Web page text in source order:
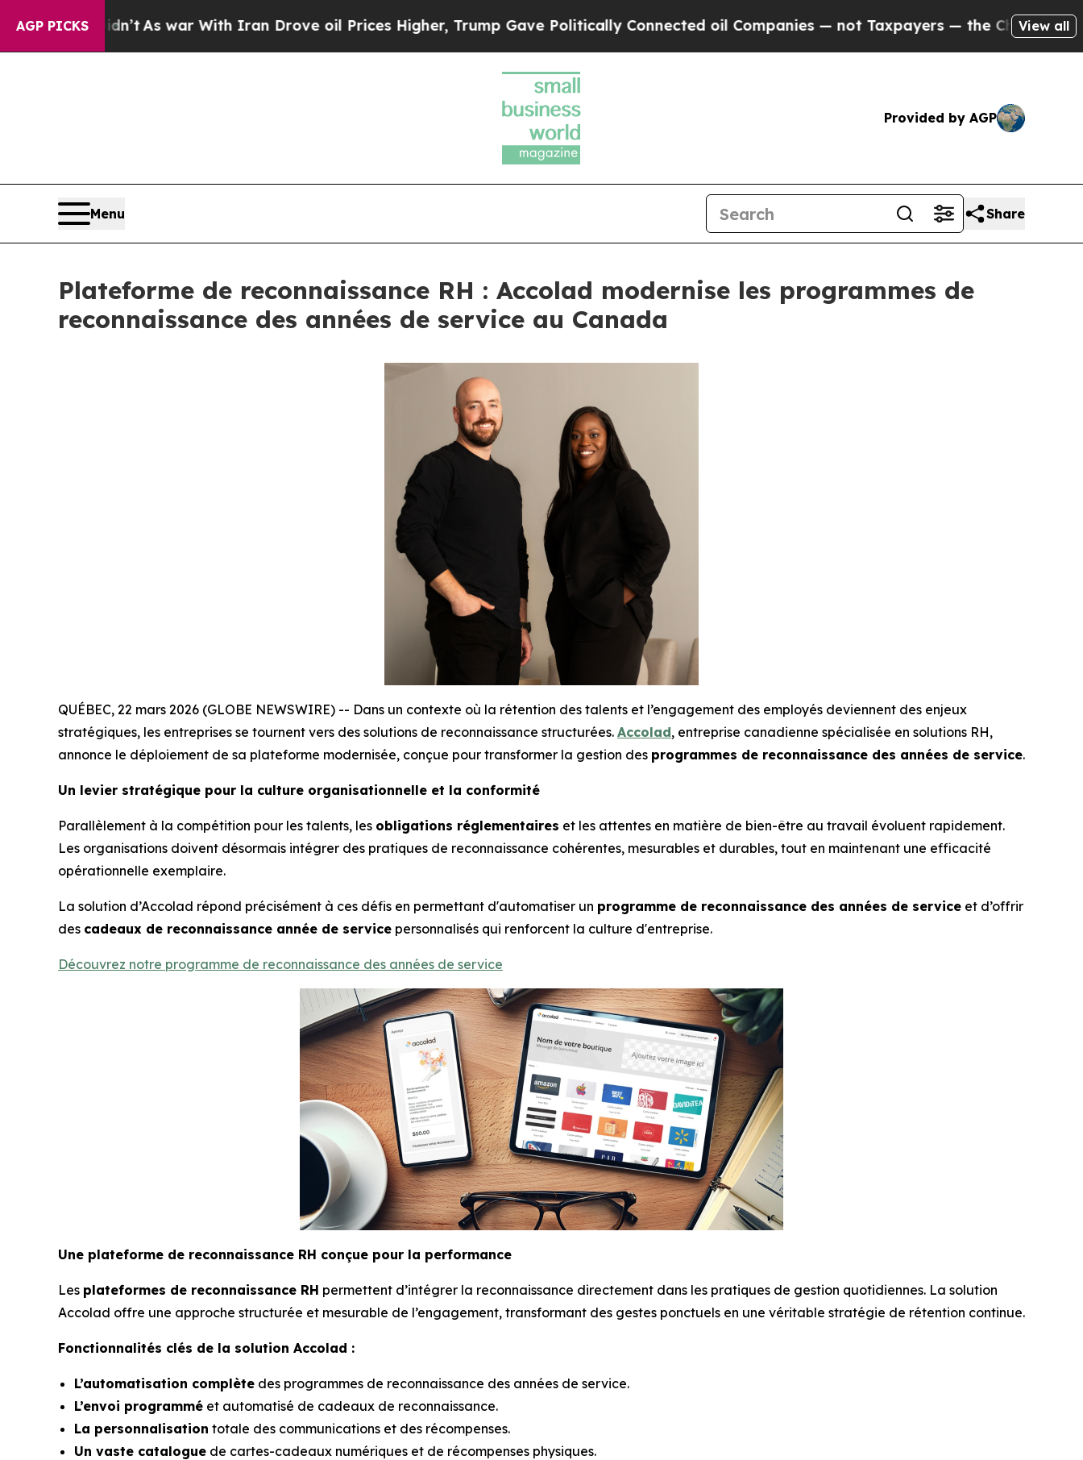
AGP PICKS
As war With Iran Drove oil Prices Higher, Trump Gave Politically Connected oil Companies — not Taxpayers — the Chance to Cash in onView all
Provided by AGP
Menu Share
Plateforme de reconnaissance RH : Accolad modernise les programmes de
reconnaissance des années de service au Canada
QUÉBEC, 22 mars 2026 (GLOBE NEWSWIRE) -- Dans un contexte où la rétention des talents et l’engagement des employés deviennent des enjeux
stratégiques, les entreprises se tournent vers des solutions de reconnaissance structurées. Accolad, entreprise canadienne spécialisée en solutions RH,
annonce le déploiement de sa plateforme modernisée, conçue pour transformer la gestion des programmes de reconnaissance des années de service.
Un levier stratégique pour la culture organisationnelle et la conformité
Parallèlement à la compétition pour les talents, les obligations réglementaires et les attentes en matière de bien-être au travail évoluent rapidement.
Les organisations doivent désormais intégrer des pratiques de reconnaissance cohérentes, mesurables et durables, tout en maintenant une efficacité
opérationnelle exemplaire.
La solution d’Accolad répond précisément à ces défis en permettant d'automatiser un programme de reconnaissance des années de service et d’offrir
des cadeaux de reconnaissance année de service personnalisés qui renforcent la culture d'entreprise.
Découvrez notre programme de reconnaissance des années de service
Une plateforme de reconnaissance RH conçue pour la performance
Les plateformes de reconnaissance RH permettent d’intégrer la reconnaissance directement dans les pratiques de gestion quotidiennes. La solution
Accolad offre une approche structurée et mesurable de l’engagement, transformant des gestes ponctuels en une véritable stratégie de rétention continue.
Fonctionnalités clés de la solution Accolad :
L’automatisation complète des programmes de reconnaissance des années de service.
L’envoi programmé et automatisé de cadeaux de reconnaissance.
La personnalisation totale des communications et des récompenses.
Un vaste catalogue de cartes-cadeaux numériques et de récompenses physiques.